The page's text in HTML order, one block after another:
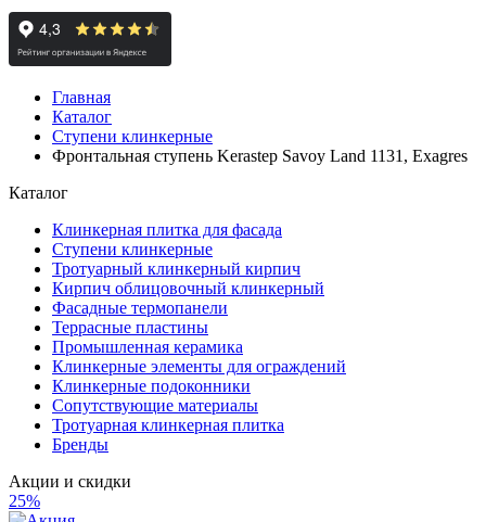
Главная
Каталог
Ступени клинкерные
Фронтальная ступень Kerastep Savoy Land 1131, Exagres
Каталог
Клинкерная плитка для фасада
Ступени клинкерные
Тротуарный клинкерный кирпич
Кирпич облицовочный клинкерный
Фасадные термопанели
Террасные пластины
Промышленная керамика
Клинкерные элементы для ограждений
Клинкерные подоконники
Сопутствующие материалы
Тротуарная клинкерная плитка
Бренды
Акции и скидки
25%